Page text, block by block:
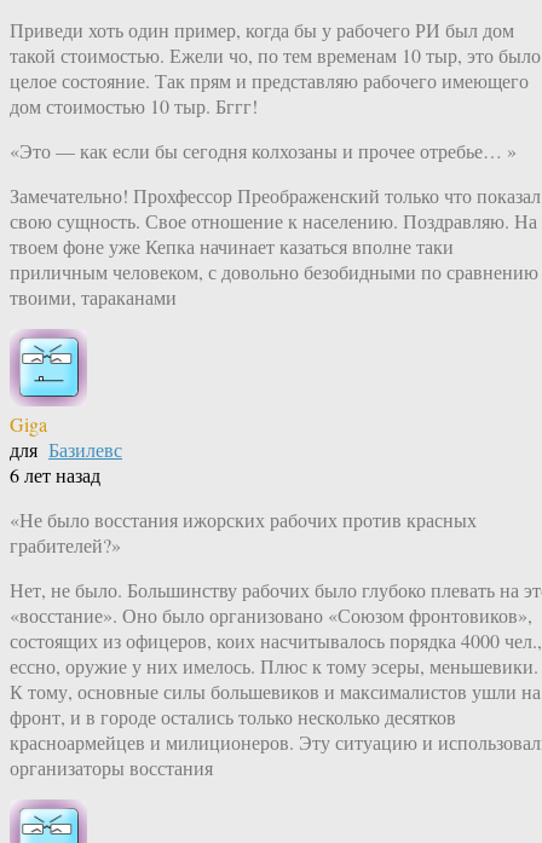
Приведи хоть один пример, когда бы у рабочего РИ был дом
такой стоимостью. Ежели чо, по тем временам 10 тыр, это было
целое состояние. Так прям и представляю рабочего имеющего
дом стоимостью 10 тыр. Бггг!
«Это — как если бы сегодня колхозаны и прочее отребье… »
Замечательно! Прохфессор Преображенский только что показал
свою сущность. Свое отношение к населению. Поздравляю. На
твоем фоне уже Кепка начинает казаться вполне таки
приличным человеком, с довольно безобидными по сравнению
твоими, тараканами
Giga
для Базилевс
6 лет назад
«Не было восстания ижорских рабочих против красных
грабителей?»
Нет, не было. Большинству рабочих было глубоко плевать на
«восстание». Оно было организовано «Союзом фронтовиков»,
состоящих из офицеров, коих насчитывалось порядка 4000 чел.,
ессно, оружие у них имелось. Плюс к тому эсеры, меньшевики.
К тому, основные силы большевиков и максималистов ушли на
фронт, и в городе остались только несколько десятков
красноармейцев и милиционеров. Эту ситуацию и
организаторы восстания